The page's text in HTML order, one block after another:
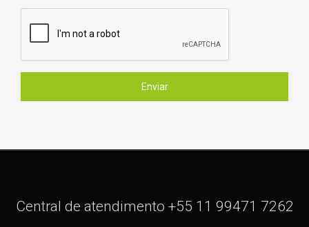
Central de atendimento +55 11 99471 7262